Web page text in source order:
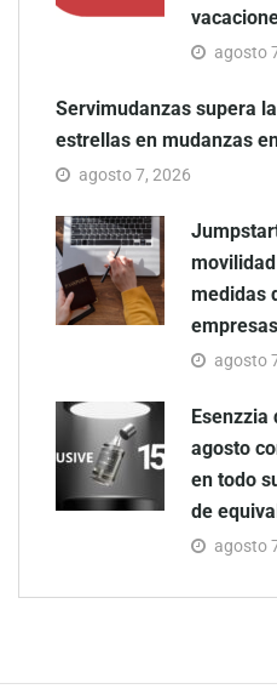
agosto
Servimudanzas supera
estrellas en mudanzas
agosto 7, 2026
medidas
agosto
Esenzzia
agosto
en todo
de
agosto